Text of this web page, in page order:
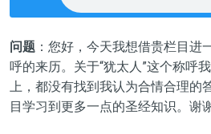
问题：您好，今天我想借贵栏目进
呼的来历。关于“犹太人”这个称呼
上，都没有找到我认为合情合理的
目学习到更多一点的圣经知识。谢